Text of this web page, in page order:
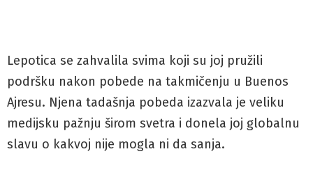
Lepotica se zahvalila svima koji su joj pružili
podršku nakon pobede na takmičenju u Buenos
Ajresu. Njena tadašnja pobeda izazvala je veliku
medijsku pažnju širom svetra i donela joj globalnu
slavu o kakvoj nije mogla ni da sanja.